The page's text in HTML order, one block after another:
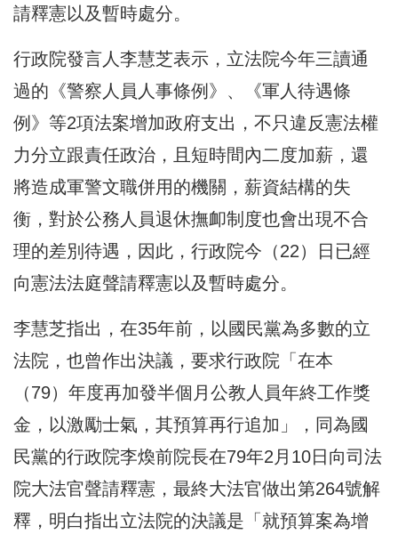
請釋憲以及暫時處分。
行政院發言人李慧芝表示，立法院今年三讀通
過的《警察人員人事條例》、《軍人待遇條
例》等2項法案增加政府支出，不只違反憲法權
力分立跟責任政治，且短時間內二度加薪，還
將造成軍警文職併用的機關，薪資結構的失
衡，對於公務人員退休撫卹制度也會出現不合
理的差別待遇，因此，行政院今（22）日已經
向憲法法庭聲請釋憲以及暫時處分。
李慧芝指出，在35年前，以國民黨為多數的立
法院，也曾作出決議，要求行政院「在本
（79）年度再加發半個月公教人員年終工作獎
金，以激勵士氣，其預算再行追加」，同為國
民黨的行政院李煥前院長在79年2月10日向司法
院大法官聲請釋憲，最終大法官做出第264號解
釋，明白指出立法院的決議是「就預算案為增